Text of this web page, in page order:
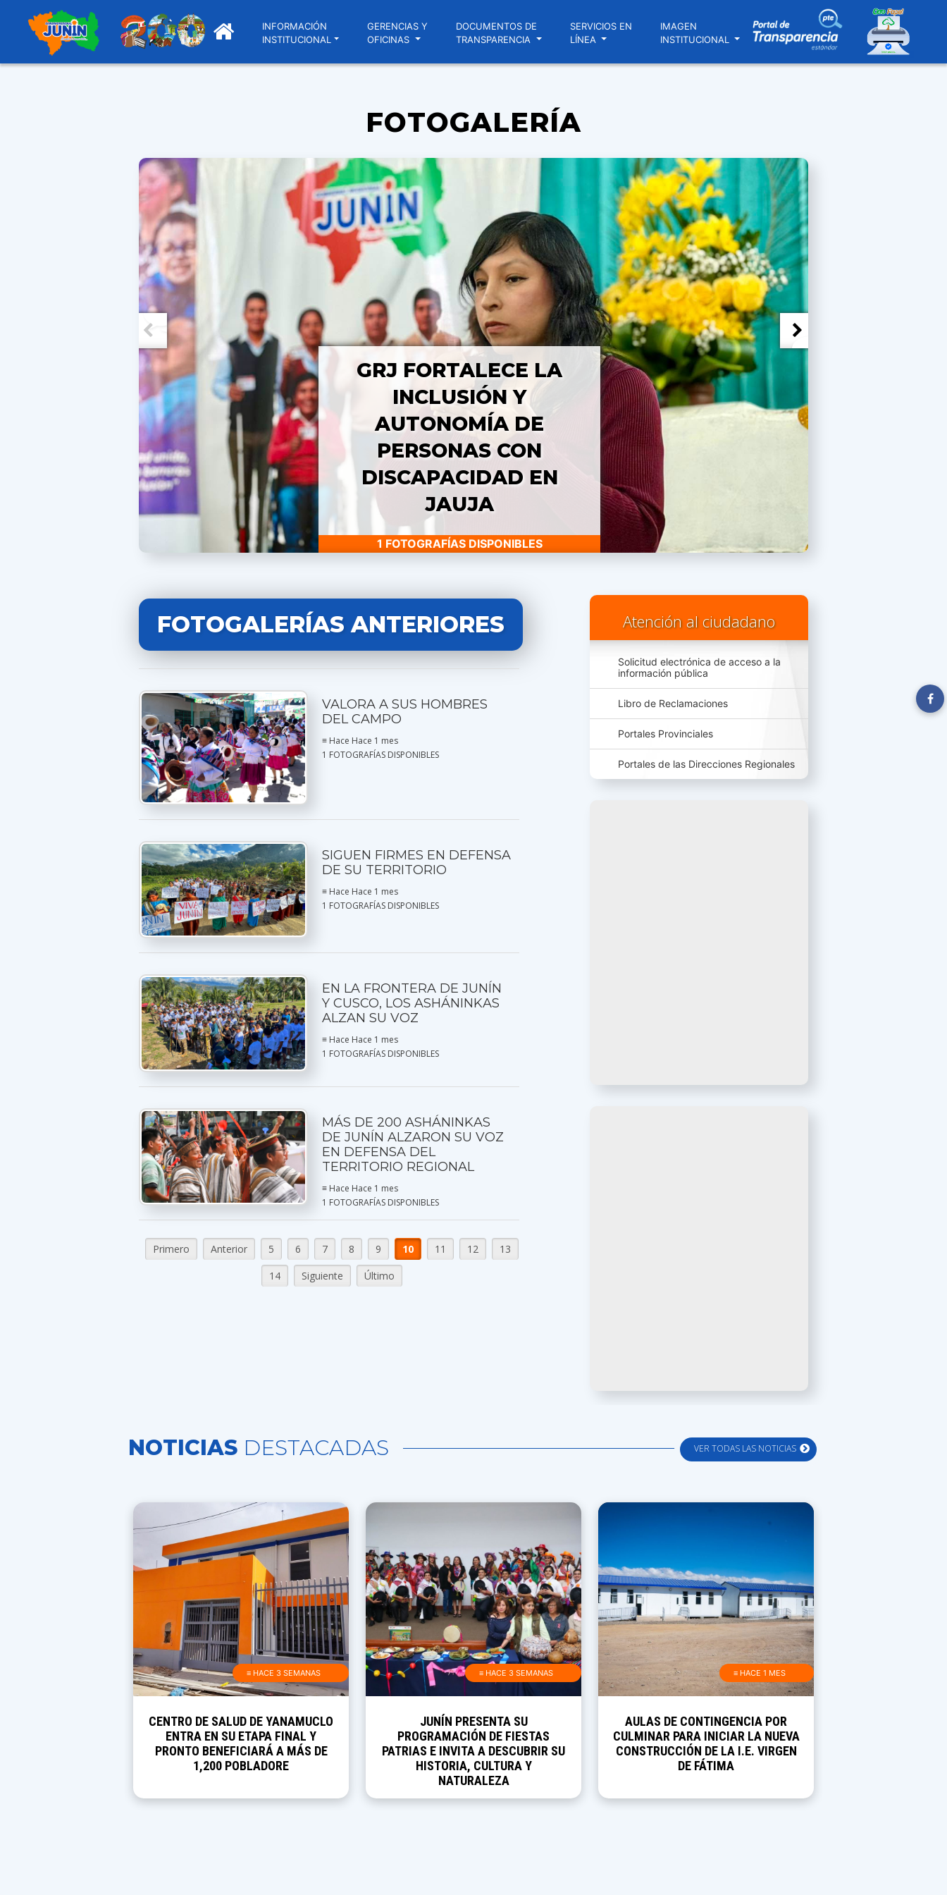
INFORMACIÓN
INSTITUCIONAL
GERENCIAS Y
OFICINAS
DOCUMENTOS DE
TRANSPARENCIA
SERVICIOS EN
LÍNEA
IMAGEN
INSTITUCIONAL
FOTOGALERÍA
GRJ FORTALECE LA
INCLUSIÓN Y
AUTONOMÍA DE
PERSONAS CON
DISCAPACIDAD EN
JAUJA
1 FOTOGRAFÍAS DISPONIBLES
Atención al ciudadano
Solicitud electrónica de acceso a la
información pública
Libro de Reclamaciones
Portales Provinciales
Portales de las Direcciones Regionales
FOTOGALERÍAS ANTERIORES
VALORA A SUS HOMBRES
DEL CAMPO
≡ Hace Hace 1 mes
1 FOTOGRAFÍAS DISPONIBLES
SIGUEN FIRMES EN DEFENSA
DE SU TERRITORIO
≡ Hace Hace 1 mes
1 FOTOGRAFÍAS DISPONIBLES
EN LA FRONTERA DE JUNÍN
Y CUSCO, LOS ASHÁNINKAS
ALZAN SU VOZ
≡ Hace Hace 1 mes
1 FOTOGRAFÍAS DISPONIBLES
MÁS DE 200 ASHÁNINKAS
DE JUNÍN ALZARON SU VOZ
EN DEFENSA DEL
TERRITORIO REGIONAL
≡ Hace Hace 1 mes
1 FOTOGRAFÍAS DISPONIBLES
Primero Anterior 5 6 7 8 9 10 11 12
13
14
Siguiente Último
VER TODAS LAS NOTICIAS
NOTICIAS DESTACADAS
≡ HACE 3 SEMANAS
CENTRO DE SALUD DE YANAMUCLO
ENTRA EN SU ETAPA FINAL Y
PRONTO BENEFICIARÁ A MÁS DE
1,200 POBLADORE
≡ HACE 3 SEMANAS
JUNÍN PRESENTA SU
PROGRAMACIÓN DE FIESTAS
PATRIAS E INVITA A DESCUBRIR SU
HISTORIA, CULTURA Y
NATURALEZA
≡ HACE 1 MES
AULAS DE CONTINGENCIA POR
CULMINAR PARA INICIAR LA NUEVA
CONSTRUCCIÓN DE LA I.E. VIRGEN
DE FÁTIMA